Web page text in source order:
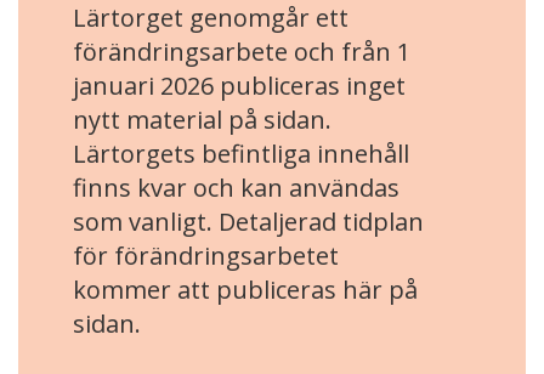
Lärtorget genomgår ett
förändringsarbete och från 1
januari 2026 publiceras inget
nytt material på sidan.
Lärtorgets befintliga innehåll
finns kvar och kan användas
som vanligt. Detaljerad tidplan
för förändringsarbetet
kommer att publiceras här på
sidan.